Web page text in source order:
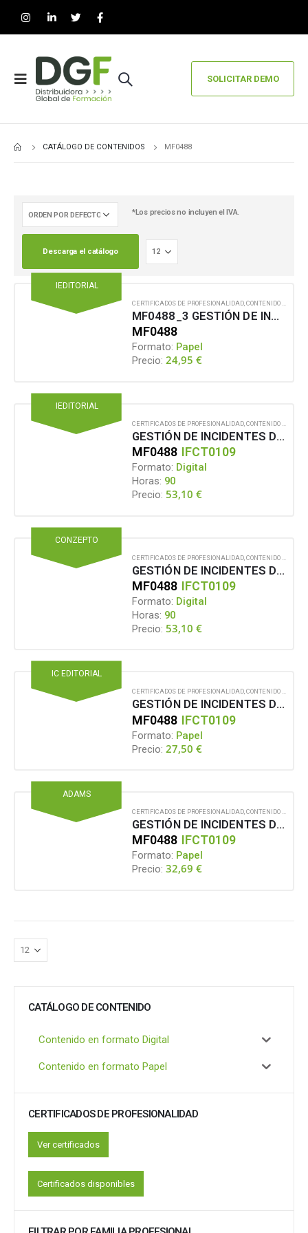
SOLICITAR DEMO
CATÁLOGO DE CONTENIDOS MF0488
*Los precios no incluyen el IVA.
Descarga el catálogo
IEDITORIAL
CERTIFICADOS DE PROFESIONALIDAD CONTENIDO EN FORMATO PAPEL
MF0488_3 GESTIÓN DE INCIDENTES DE SEGURIDAD INFORMÁTICA
MF0488
Formato: Papel
Precio: 24,95€
IEDITORIAL
CERTIFICADOS DE PROFESIONALIDAD CONTENIDO EN FORMATO DIGITAL
GESTIÓN DE INCIDENTES DE SEGURIDAD INFORMÁTICA
MF0488 IFCT0109
Formato: Digital
Horas: 90
Precio: 53,10€
CONZEPTO
CERTIFICADOS DE PROFESIONALIDAD CONTENIDO EN FORMATO DIGITAL
GESTIÓN DE INCIDENTES DE SEGURIDAD INFORMÁTICA
MF0488 IFCT0109
Formato: Digital
Horas: 90
Precio: 53,10€
IC EDITORIAL
CERTIFICADOS DE PROFESIONALIDAD,CONTENIDO EN FORMATO PAPEL
GESTIÓN DE INCIDENTES DE SEGURIDAD INFORMÁTICA
MF0488 IFCT0109
Formato: Papel
Precio: 27,50€
ADAMS
CERTIFICADOS DE PROFESIONALIDAD CONTENIDO EN FORMATO PAPEL
GESTIÓN DE INCIDENTES DE SEGURIDAD INFORMÁTICA
MF0488 IFCT0109
Formato: Papel
Precio: 32,69€
CATÁLOGO DE CONTENIDO
Contenido en formato Digital
Contenido en formato Papel
CERTIFICADOS DE PROFESIONALIDAD
Ver certificados
Certificados disponibles